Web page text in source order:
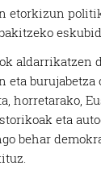
etorkizun
aldarrikatzen
eta burujabetza
horretarako,
eta
behar